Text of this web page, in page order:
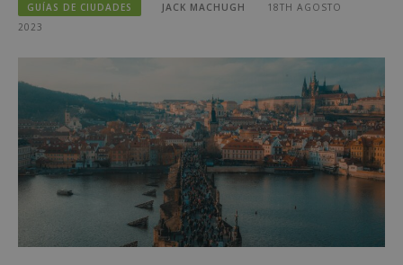
GUÍAS DE CIUDADES JACK MACHUGH
18TH AGOSTO
2023